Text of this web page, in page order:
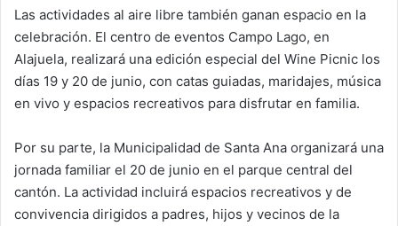
Las actividades al aire libre también ganan espacio en la
celebración. El centro de eventos Campo Lago, en
Alajuela, realizará una edición especial del Wine Picnic los
días 19 y 20 de junio, con catas guiadas, maridajes, música
en vivo y espacios recreativos para disfrutar en familia.
Por su parte, la Municipalidad de Santa Ana organizará una
jornada familiar el 20 de junio en el parque central del
cantón. La actividad incluirá espacios recreativos y de
convivencia dirigidos a padres, hijos y vecinos de la